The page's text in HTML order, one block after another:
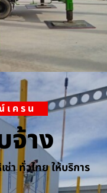
ครน
จ้าง
ช่า ทั่วไทย ให้บริการ